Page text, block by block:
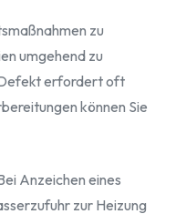
zu
umgehend zu
erfordert oft
können Sie
Anzeichen eines
zur Heizung